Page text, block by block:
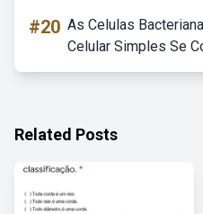
#20 As Celulas
Celular Simples Se
Related Posts